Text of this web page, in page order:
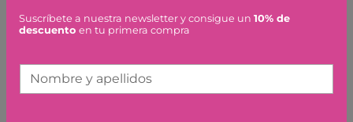
JUEGO SPIN & CHILL
14,90 €
Suscríbete a nuestra newsletter y consigue un 10% de
descuento en tu primera compra
Nombre y apellidos